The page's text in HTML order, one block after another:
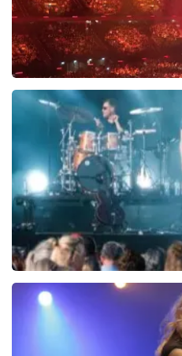
Vrienden Van Amstel
1252+reviews
BEKIJKEN
Central Park
reviews